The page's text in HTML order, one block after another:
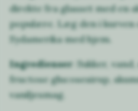
direkte fra glasset med en
populære. Læg den i kurven
Sydamerika med hjem.
Ingredienser: Sukker,
fructose glucosesirup,
vaniljesmag.